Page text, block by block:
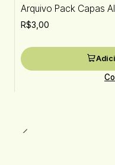
Arquivo Pack Capas
R$3,00